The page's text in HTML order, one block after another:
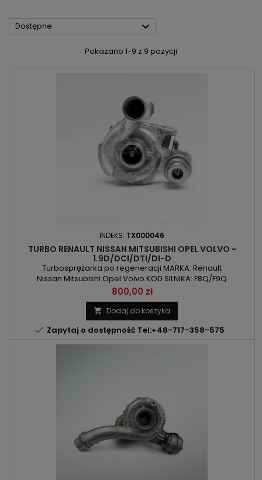
Dostępne 
Pokazano 1-9 z 9 pozycji
INDEKS: TX000046
TURBO RENAULT NISSAN MITSUBISHI OPEL VOLVO -
1.9D/DCI/DTI/DI-D
Turbosprężarka po regeneracji MARKA: Renault
Nissan Mitsubishi Opel Volvo KOD SILNIKA: F8Q/F9Q
POJEMNOŚĆ: 1870 ccm 1.9D/DCI/DTI/DI-D MOC: 101KM/74kW /
102KM/75kW / 105KM/77kW ROK PRODUKCJI: Od 1999r
Cena
800,00 zł
 Dodaj do koszyka
 Zapytaj o dostępność Tel:+48-717-358-575